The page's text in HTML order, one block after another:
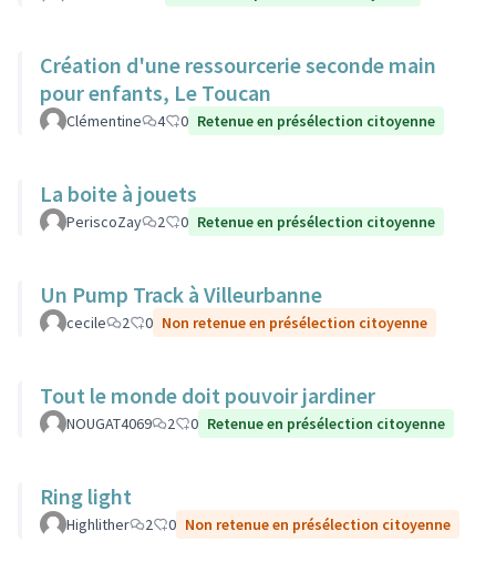
Création d'une ressourcerie seconde main
pour enfants, Le Toucan
Clémentine 4 0 Retenue en présélection citoyenne
La boite à jouets
PeriscoZay 2 0 Retenue en présélection citoyenne
Un Pump Track à Villeurbanne
cecile 2 0 Non retenue en présélection citoyenne
Tout le monde doit pouvoir jardiner
NOUGAT4069 2 0 Retenue en présélection citoyenne
Ring light
Highlither 2 0 Non retenue en présélection citoyenne